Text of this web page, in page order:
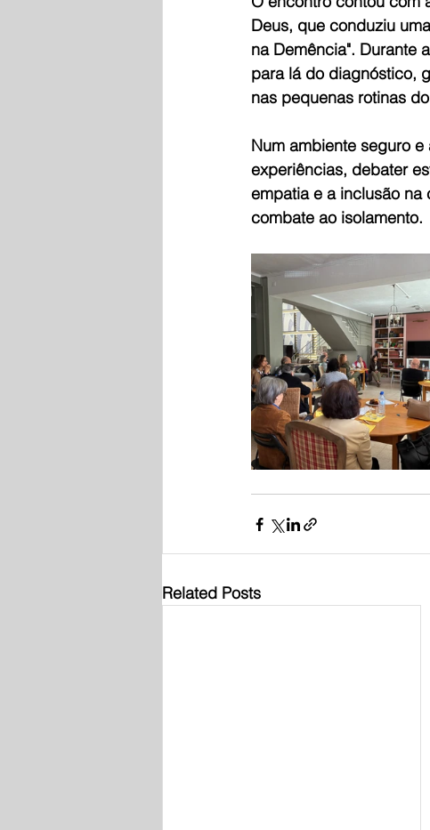
Deus, que conduziu
na Demência". Durante
para lá do diagnóstico,
nas pequenas rotinas
Num ambiente seguro
experiências, debater
empatia e a inclusão
combate ao isolamento.
Related Posts